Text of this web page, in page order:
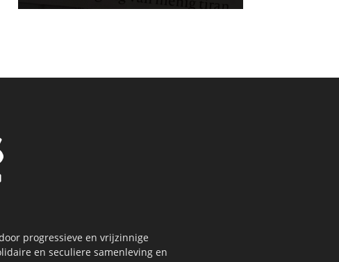
progressieve en vrijzinnige
en seculiere samenleving en